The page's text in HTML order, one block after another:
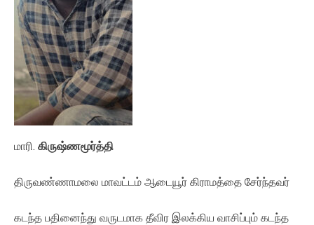
மாரி. கிருஷ்ணமூர்த்தி
திருவண்ணாமலை மாவட்டம் ஆடையூர் கிராமத்தை சேர்ந்தவர்
கடந்த பதினைந்து வருடமாக தீவிர இலக்கிய வாசிப்பும் கடந்த